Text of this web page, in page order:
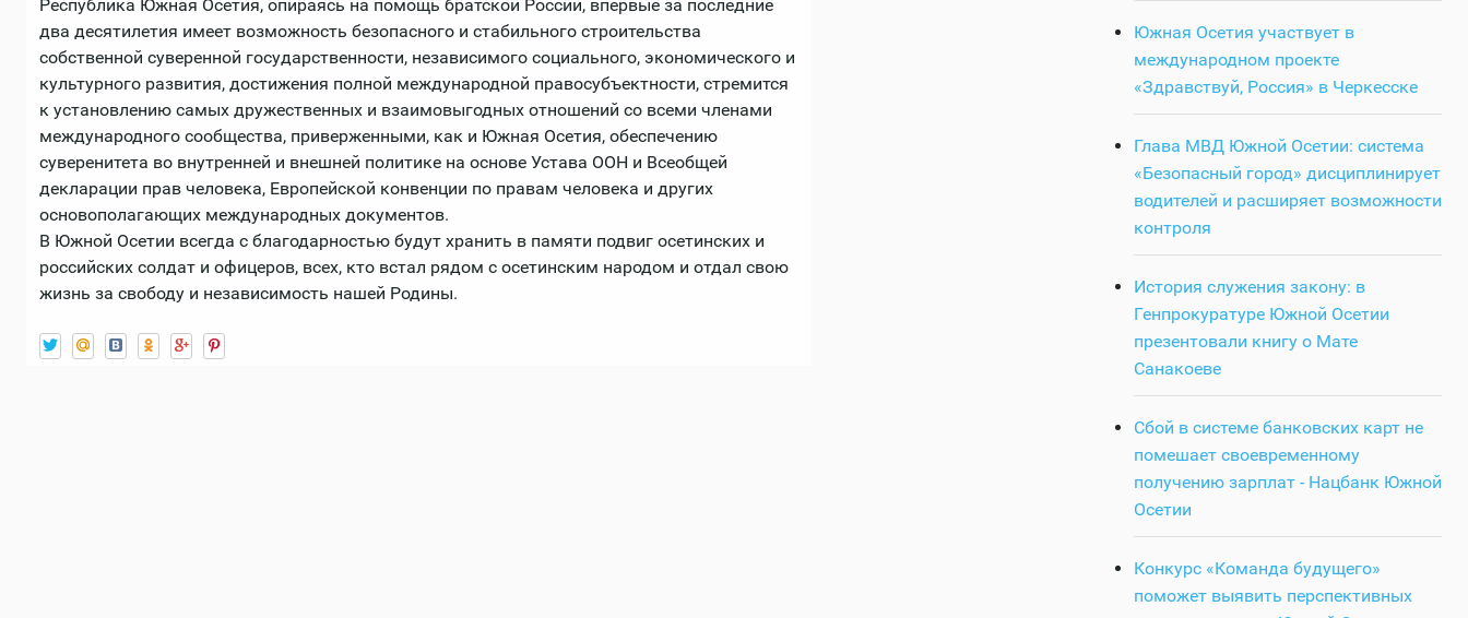
Республика Южная Осетия, опираясь на помощь братской России, впервые за последние
два десятилетия имеет возможность безопасного и стабильного строительства
собственной суверенной государственности, независимого социального, экономического и
культурного развития, достижения полной международной правосубъектности, стремится
к установлению самых дружественных и взаимовыгодных отношений со всеми членами
международного сообщества, приверженными, как и Южная Осетия, обеспечению
суверенитета во внутренней и внешней политике на основе Устава ООН и Всеобщей
декларации прав человека, Европейской конвенции по правам человека и других
основополагающих международных документов.
В Южной Осетии всегда с благодарностью будут хранить в памяти подвиг осетинских и
российских солдат и офицеров, всех, кто встал рядом с осетинским народом и отдал свою
жизнь за свободу и независимость нашей Родины.
Южная Осетия участвует в
международном проекте
«Здравствуй, Россия» в Черкесске
Глава МВД Южной Осетии: система
«Безопасный город» дисциплинирует
водителей и расширяет возможности
контроля
История служения закону: в
Генпрокуратуре Южной Осетии
презентовали книгу о Мате
Санакоеве
Сбой в системе банковских карт не
помешает своевременному
получению зарплат - Нацбанк Южной
Осетии
Конкурс «Команда будущего»
поможет выявить перспективных